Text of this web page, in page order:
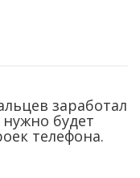
заработал
будет
телефона.